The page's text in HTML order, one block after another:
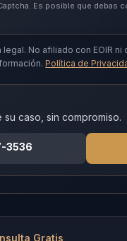
Es posible que debas
legal. No afiliado con EOIR ni
Política de
caso, sin compromiso.
3536
Gratis